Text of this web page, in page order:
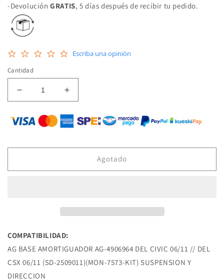
-DevoluciónGRATIS, 5 días después de recibir tu pedido.
0.0
Escriba una opinión
Cantidad
Reducir
cantidad
para
AG-
BASE
06/11
ACURA
Aumentar
cantidad
para
AG-
BASE
DEL
ACURA
Agotado
COMPATIBILIDAD:
AG BASE AMORTIGUADOR AG-4906964 DEL CIVIC 06/11 // DEL
CSX 06/11 (SD-2509011)(MON-7573-KIT) SUSPENSION Y
DIRECCION